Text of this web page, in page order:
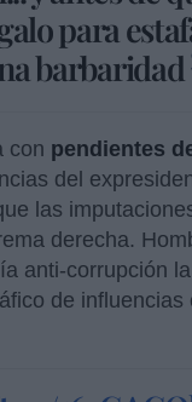
para
barbaridad
con pendientes
del
las
derecha.
anti-corrupción
de